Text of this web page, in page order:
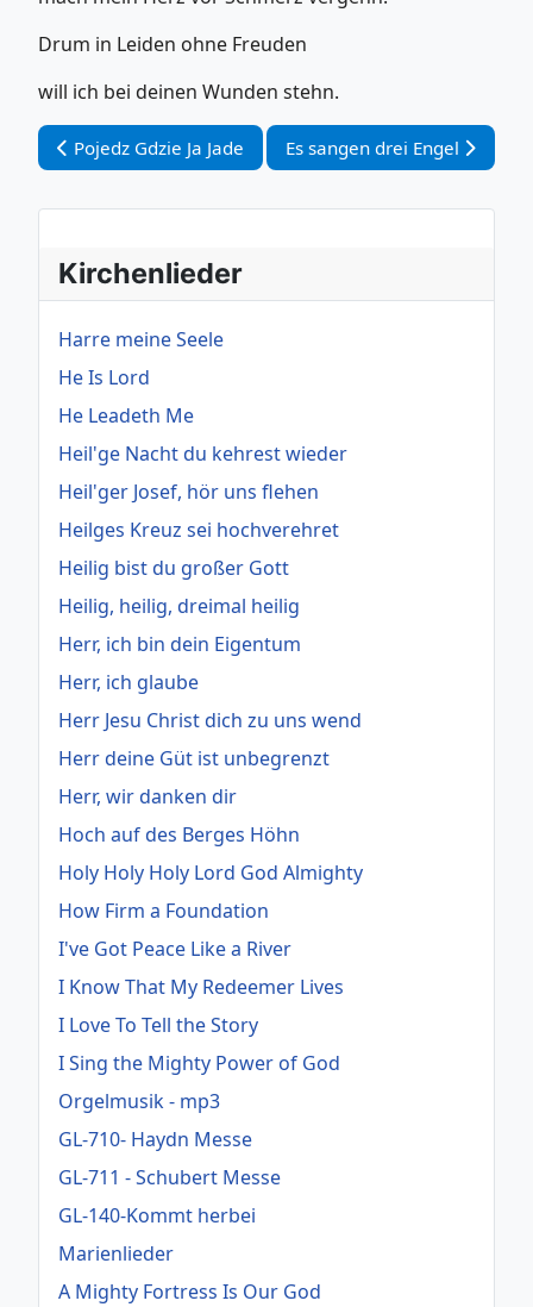
Drum in Leiden ohne Freuden
will ich bei deinen Wunden stehn.
Vorheriger Beitrag: Pojedz Gdzie Ja Jade
Pojedz Gdzie Ja Jade Nächster Beitrag: Es sangen
Es sangen drei Engel
Kirchenlieder
Harre meine Seele
He Is Lord
He Leadeth Me
Heil'ge Nacht du kehrest wieder
Heil'ger Josef, hör uns flehen
Heilges Kreuz sei hochverehret
Heilig bist du großer Gott
Heilig, heilig, dreimal heilig
Herr, ich bin dein Eigentum
Herr, ich glaube
Herr Jesu Christ dich zu uns wend
Herr deine Güt ist unbegrenzt
Herr, wir danken dir
Hoch auf des Berges Höhn
Holy Holy Holy Lord God Almighty
How Firm a Foundation
I've Got Peace Like a River
I Know That My Redeemer Lives
I Love To Tell the Story
I Sing the Mighty Power of God
Orgelmusik - mp3
GL-710- Haydn Messe
GL-711 - Schubert Messe
GL-140-Kommt herbei
Marienlieder
A Mighty Fortress Is Our God